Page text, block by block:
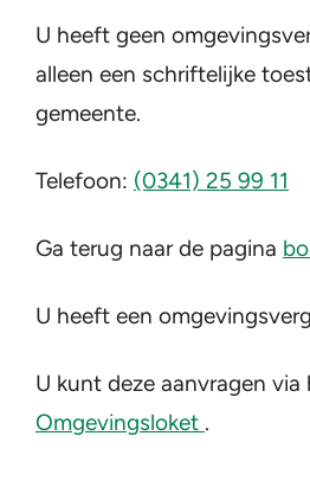
U heeft geen
alleen een schriftelijke
gemeente.
Telefoon: (0341) 25 99 11
Ga terug naar de pagina
U heeft een
U kunt deze aanvragen via
Omgevingsloket (opent in
.